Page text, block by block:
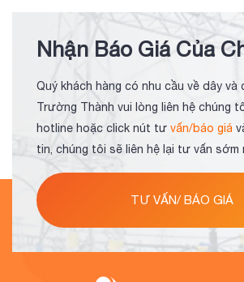
Nhận Báo Giá Của
Quý khách hàng có nhu cầu về dây và
Trường Thành vui lòng liên hệ chúng
hotline hoặc click nút tư vấn/báo giá
tin, chúng tôi sẽ liên hệ lại tư vấn sớm
TƯ VẤN/ BÁO GIÁ